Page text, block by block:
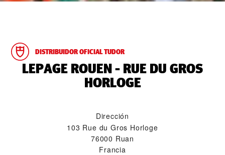
DISTRIBUIDOR OFICIAL TUDOR
‭LEPAGE ROUEN - RUE DU GROS
HORLOGE‬
Dirección
103 Rue du Gros Horloge
76000 Ruan
Francia